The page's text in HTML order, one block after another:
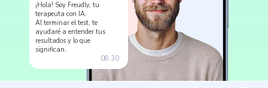
¡Hola! Soy Freudly, tu
terapeuta con IA.
Al terminar el test, te
ayudaré a entender tus
resultados y lo que
significan.
08:30